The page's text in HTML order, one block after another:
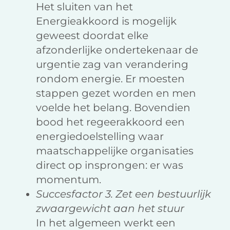
Het sluiten van het
Energieakkoord is mogelijk
geweest doordat elke
afzonderlijke ondertekenaar de
urgentie zag van verandering
rondom energie. Er moesten
stappen gezet worden en men
voelde het belang. Bovendien
bood het regeerakkoord een
energiedoelstelling waar
maatschappelijke organisaties
direct op insprongen: er was
momentum.
Succesfactor 3. Zet een bestuurlijk
zwaargewicht aan het stuur
In het algemeen werkt een